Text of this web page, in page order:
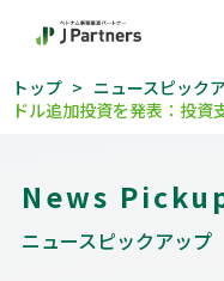
トップ ニュースピック
ドル追加投資を発表：投資
News
ニュースピックアップ